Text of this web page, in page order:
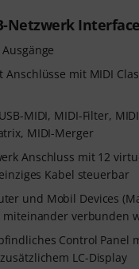
Netzwerk Interface
Anschlüsse mit MIDI
MIDI, MIDI-Filter,
MIDI-Merger
Anschluss mit 12
Kabel steuerbar
und Mobil Devices
miteinander verbunden
Control Panel
LC-Display